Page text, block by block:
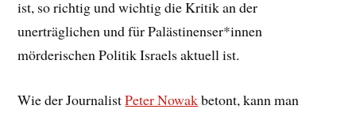
ist, so richtig und wichtig die Kritik an der
unerträglichen und für Palästinenser*innen
mörderischen Politik Israels aktuell ist.
Wie der JournalistPeter Nowakbetont, kann man